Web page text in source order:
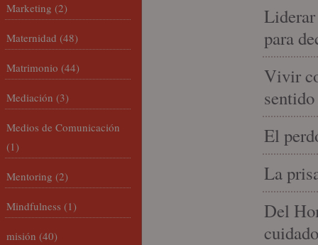
para
Vivir
El
La
Del
cuidado
Marketing (2)
Maternidad (48)
Matrimonio (44)
Mediación (3)
Medios de Comunicación
(1)
Mentoring (2)
Mindfulness (1)
misión (40)